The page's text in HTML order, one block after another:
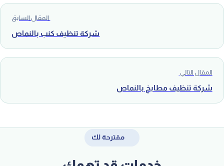
المقال السابق
شركة تنظيف كنب بالنماص
المقال التالي
شركة تنظيف مطابخ بالنماص
مقترحة لك